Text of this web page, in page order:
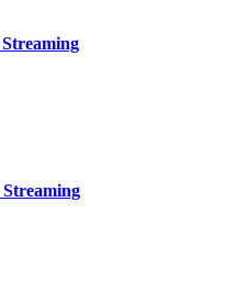
Streaming
Streaming